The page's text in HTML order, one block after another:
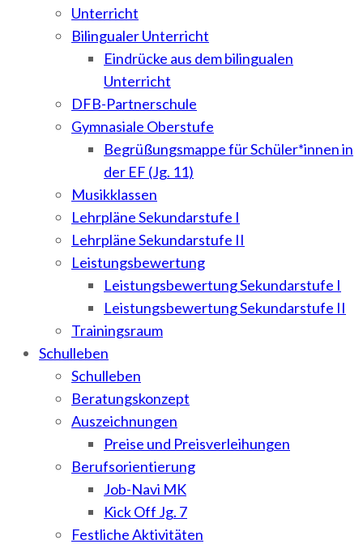
Unterricht
Bilingualer Unterricht
Eindrücke aus dem bilingualen
Unterricht
DFB-Partnerschule
Gymnasiale Oberstufe
Begrüßungsmappe für Schüler*innen in
der EF (Jg. 11)
Musikklassen
Lehrpläne Sekundarstufe I
Lehrpläne Sekundarstufe II
Leistungsbewertung
Leistungsbewertung Sekundarstufe I
Leistungsbewertung Sekundarstufe II
Trainingsraum
Schulleben
Schulleben
Beratungskonzept
Auszeichnungen
Preise und Preisverleihungen
Berufsorientierung
Job-Navi MK
Kick Off Jg. 7
Festliche Aktivitäten